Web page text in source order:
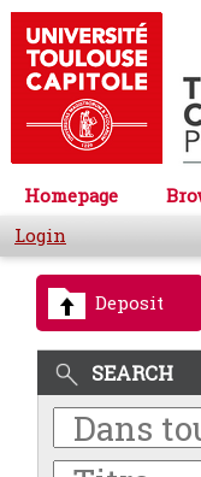
Homepage
Login
Deposit
SEARCH